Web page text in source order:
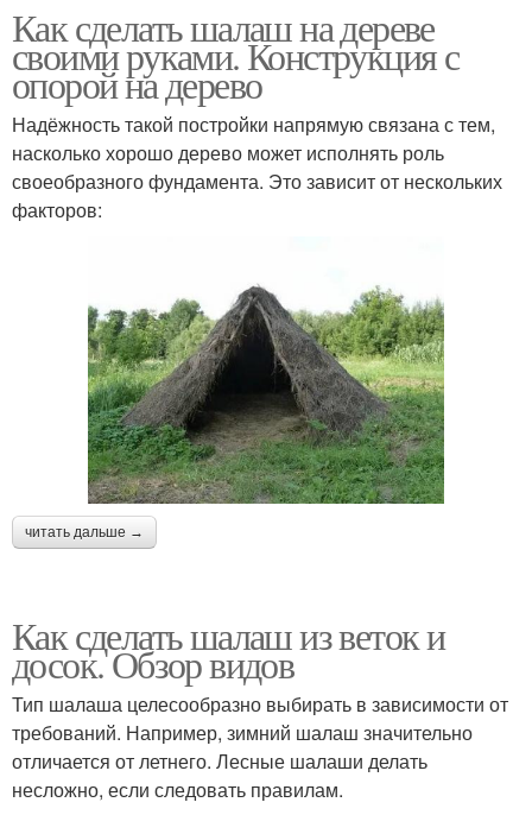
Как сделать шалаш на дереве
своими руками. Конструкция с
опорой на дерево
Надёжность такой постройки напрямую связана с тем,
насколько хорошо дерево может исполнять роль
своеобразного фундамента. Это зависит от нескольких
факторов:
читать дальше →
Как сделать шалаш из веток и
досок. Обзор видов
Тип шалаша целесообразно выбирать в зависимости от
требований. Например, зимний шалаш значительно
отличается от летнего. Лесные шалаши делать
несложно, если следовать правилам.